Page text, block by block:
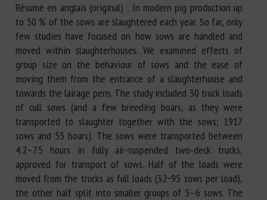
Résumé en anglais (original) : In modern pig production up
to 50 % of the sows are slaughtered each year. So far, only
few studies have focused on how sows are handled and
moved within slaughterhouses. We examined effects of
group size on the behaviour of sows and the ease of
moving them from the entrance of a slaughterhouse and
towards the lairage pens. The study included 30 truck loads
of cull sows (and a few breeding boars, as they were
transported to slaughter together with the sows; 1917
sows and 55 boars). The sows were transported between
4.2–7.5 hours in fully air-suspended two-deck trucks,
approved for transport of sows. Half of the loads were
moved from the trucks as full loads (32−95 sows per load),
the other half split into smaller groups of 5–6 sows. The